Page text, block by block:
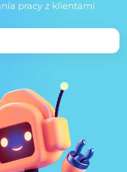
pracy z klientami